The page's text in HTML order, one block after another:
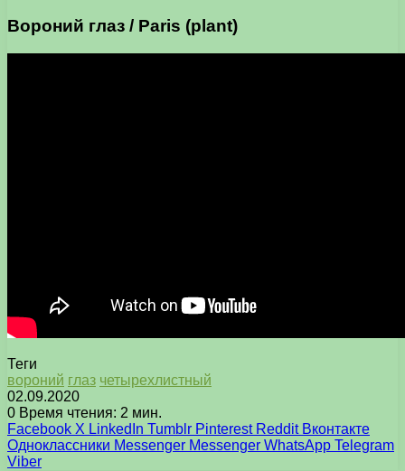
Вороний глаз / Paris (plant)
Теги
вороний глаз четырехлистный
02.09.2020
0 Время чтения: 2 мин.
Facebook X LinkedIn Tumblr Pinterest Reddit Вконтакте
Одноклассники Messenger Messenger WhatsApp Telegram
Viber